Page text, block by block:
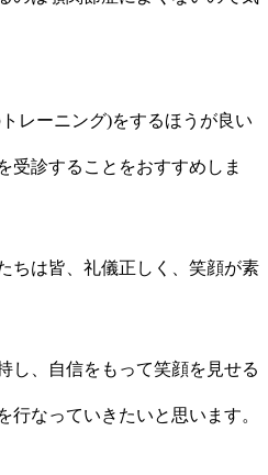
レーニング)をするほうが良い
受診することをおすすめしま
ちは皆、礼儀正しく、笑顔が素
し、自信をもって笑顔を見せる
行なっていきたいと思います。